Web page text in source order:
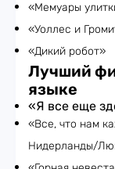
«Мемуары
«Уоллес и
«Дикий робот»
Лучший
языке
«Я все еще
«Все, что нам
Нидерланды/